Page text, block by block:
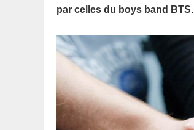
par celles du boys band BTS.